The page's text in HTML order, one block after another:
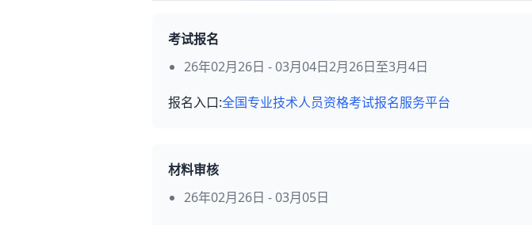
考试报名
26年02月26日 - 03月04日2月26日至3月4日
报名入口:全国专业技术人员资格考试报名服务平台
材料审核
26年02月26日 - 03月05日